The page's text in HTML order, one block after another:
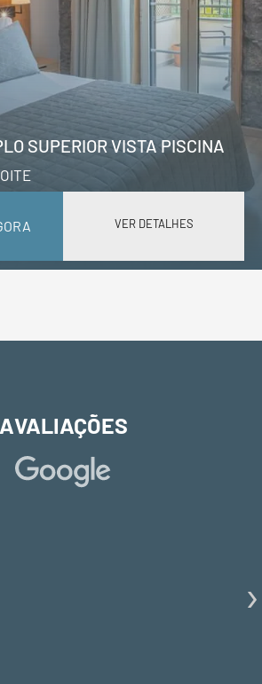
SUPERIOR VISTA PISCINA
VER DETALHES
AVALIAÇÕES
›